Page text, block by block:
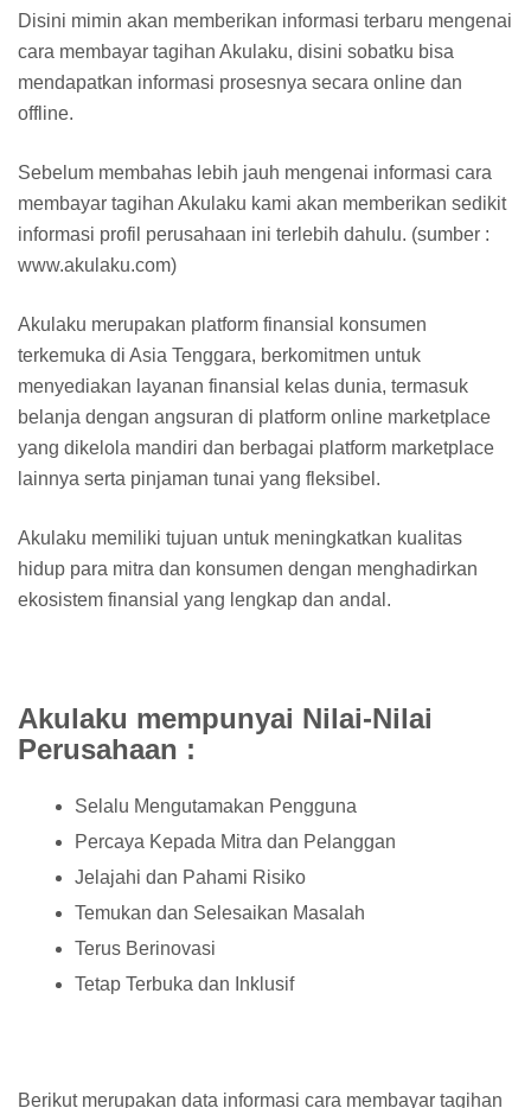
Disini mimin akan memberikan informasi terbaru mengenai
cara membayar tagihan Akulaku, disini sobatku bisa
mendapatkan informasi prosesnya secara online dan
offline.
Sebelum membahas lebih jauh mengenai informasi cara
membayar tagihan Akulaku kami akan memberikan sedikit
informasi profil perusahaan ini terlebih dahulu. (sumber :
www.akulaku.com)
Akulaku merupakan platform finansial konsumen
terkemuka di Asia Tenggara, berkomitmen untuk
menyediakan layanan finansial kelas dunia, termasuk
belanja dengan angsuran di platform online marketplace
yang dikelola mandiri dan berbagai platform marketplace
lainnya serta pinjaman tunai yang fleksibel.
Akulaku memiliki tujuan untuk meningkatkan kualitas
hidup para mitra dan konsumen dengan menghadirkan
ekosistem finansial yang lengkap dan andal.
Akulaku mempunyai Nilai-Nilai
Perusahaan :
Selalu Mengutamakan Pengguna
Percaya Kepada Mitra dan Pelanggan
Jelajahi dan Pahami Risiko
Temukan dan Selesaikan Masalah
Terus Berinovasi
Tetap Terbuka dan Inklusif
Berikut merupakan data informasi cara membayar tagihan